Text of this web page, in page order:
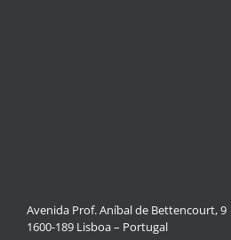
Avenida Prof. Aníbal de Bettencourt, 9
1600-189 Lisboa – Portugal